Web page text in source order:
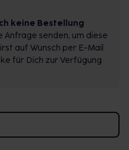
keine Bestellung
Anfrage senden, um diese
auf Wunsch per E-Mail
für Dich zur Verfügung